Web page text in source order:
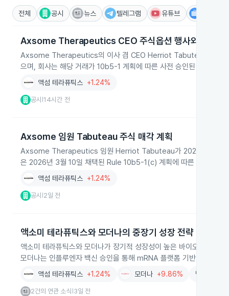
전체 공시 뉴스 텔레그램 유튜브
Axsome Therapeutics CEO 주식옵션 행사와 매도
Axsome Therapeutics의 이사 겸 CEO Herriot Tabuteau가 2026
으며, 회사는 해당 거래가 10b5-1 계획에 따른 사전 승인된 조치였다
액섬 테라퓨틱스 +1.24%
공시 |14시간 전
Axsome 임원 Tabuteau 주식 매각 계획
Axsome Therapeutics 임원 Herriot Tabuteau가 2026년 8월 5
은 2026년 3월 10일 채택된 Rule 10b5-1(c) 계획에 따른 것이라고
액섬 테라퓨틱스 +1.24%
공시 2일 전
액소미 테라퓨틱스와 모더나의 중장기 성장 전략
액소미 테라퓨틱스와 모더나가 장기적 성장성이 높은 바이오테크 기
모더나는 인플루엔자 백신 승인을 통해 mRNA 플랫폼 기반 신약 개발
액섬 테라퓨틱스 +1.24% 모더나 +9.86% 백신
2건의 연관 소식 3일 전